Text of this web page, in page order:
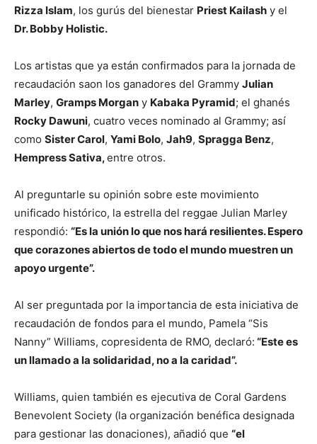
Rizza Islam, los gurús del bienestar Priest Kailash y el
Dr. Bobby Holistic.
Los artistas que ya están confirmados para la jornada de
recaudación saon los ganadores del Grammy Julian
Marley, Gramps Morgan y Kabaka Pyramid; el ghanés
Rocky Dawuni, cuatro veces nominado al Grammy; así
como Sister Carol, Yami Bolo, Jah9, Spragga Benz,
Hempress Sativa,entre otros.
Al preguntarle su opinión sobre este movimiento
unificado histórico, la estrella del reggae Julian Marley
respondió: “Es la unión lo que nos hará resilientes. Espero
que corazones abiertos de todo el mundo muestren un
apoyo urgente”.
Al ser preguntada por la importancia de esta iniciativa de
recaudación de fondos para el mundo, Pamela “Sis
Nanny” Williams, copresidenta de RMO, declaró: “Este es
un llamado a la solidaridad, no a la caridad”.
Williams, quien también es ejecutiva de Coral Gardens
Benevolent Society (la organización benéfica designada
para gestionar las donaciones), añadió que “el